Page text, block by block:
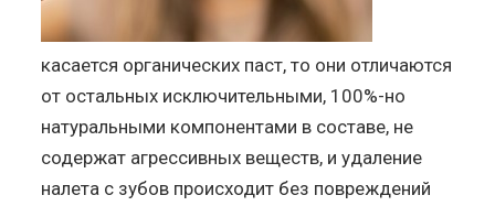
касается органических паст, то они отличаются
от остальных исключительными, 100%-но
натуральными компонентами в составе, не
содержат агрессивных веществ, и удаление
налета с зубов происходит без повреждений